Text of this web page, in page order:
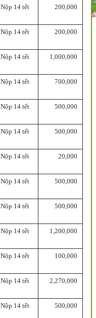
Nộp 14 tết 200,000
Nộp 14 tết 200,000
Nộp 14 tết 1,000,000
Nộp 14 tết 700,000
Nộp 14 tết 500,000
Nộp 14 tết 500,000
Nộp 14 tết 20,000
Nộp 14 tết 500,000
Nộp 14 tết 500,000
Nộp 14 tết 1,200,000
Nộp 14 tết 100,000
Nộp 14 tết 2,270,000
Nộp 14 tết 500,000